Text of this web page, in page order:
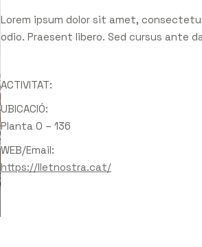
Lorem ipsum dolor sit amet,
odio. Praesent libero. Sed cursus ante
ACTIVITAT:
UBICACIÓ:
Planta 0 – 136
WEB/Email:
https://lletnostra.cat/